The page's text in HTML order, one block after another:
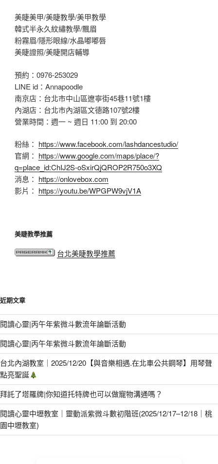
美睫美甲/美睫教學/美甲教學
韓式半永久紋繡教學/飄眉
粉霧眉/隱形眼線/水晶嘟嘟唇
美睫證照/美睫開店輔導
預約：0976-253029
LINE id：Annapoodle
南京店：台北市中山區遼寧街45巷11號1樓
內湖店：台北市內湖區文德路107號2樓
營業時間：週一 ~ 週日 11:00 到 20:00
粉絲： https://www.facebook.com/lashdancestudio/
官網： https://www.google.com/maps/place/?
q=place_id:ChIJ2S-oSxirQjQROP2R750o3XQ
消息： https://onlovebox.com
影片： https://youtu.be/WPGPW9vjV1A
美睫教學推薦
台北美睫教學推薦
近期文章
閱讀心靈|丙午年紫微斗數流年論斷活動
閱讀心靈|丙午年紫微斗數流年論斷活動
台北內湖教室｜2025/12/20【與音樂相遇.在北車公共鋼琴】用琴聲
點亮聖誕
拜託了塔羅牌|你知道托特牌也可以做寵物溝通嗎？
閱讀心靈中壢教室｜靈動派紫微斗數初階班(2025/12/17–12/18｜桃
園中壢教室)